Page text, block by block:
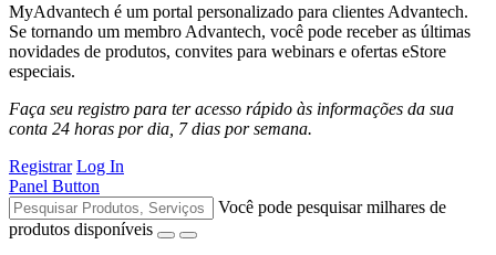
MyAdvantech é um portal personalizado para clientes Advantech.
Se tornando um membro Advantech, você pode receber as últimas
novidades de produtos, convites para webinars e ofertas eStore
especiais.
Faça seu registro para ter acesso rápido às informações da sua
conta 24 horas por dia, 7 dias por semana.
Registrar Log In
Panel Button
Você pode pesquisar milhares de
produtos disponíveis